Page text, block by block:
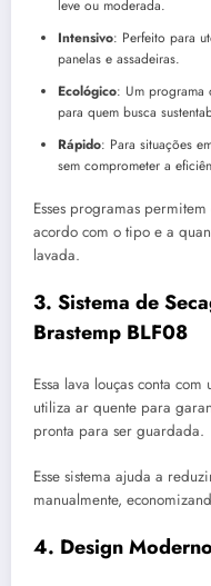
leve ou moderada.
Intensivo: Perfeito para
panelas e assadeiras.
Ecológico: Um programa
para quem busca
Rápido: Para situações
sem comprometer a
Esses programas
acordo com o tipo e a
lavada.
3. Sistema de
Brastemp BLF08
Essa lava louças conta
utiliza ar quente para
pronta para ser guardada.
Esse sistema ajuda a
manualmente,
4. Design